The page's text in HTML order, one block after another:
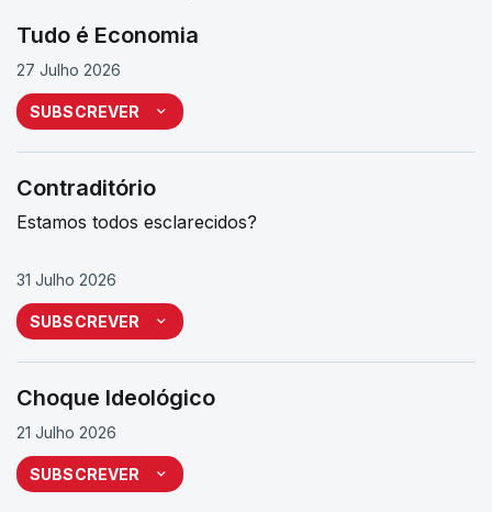
Tudo é Economia
27 Julho 2026
SUBSCREVER
Contraditório
Estamos todos esclarecidos?
31 Julho 2026
SUBSCREVER
Choque Ideológico
21 Julho 2026
SUBSCREVER